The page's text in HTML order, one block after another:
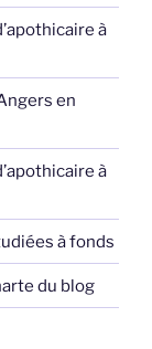
à
en
à
à fonds
du blog